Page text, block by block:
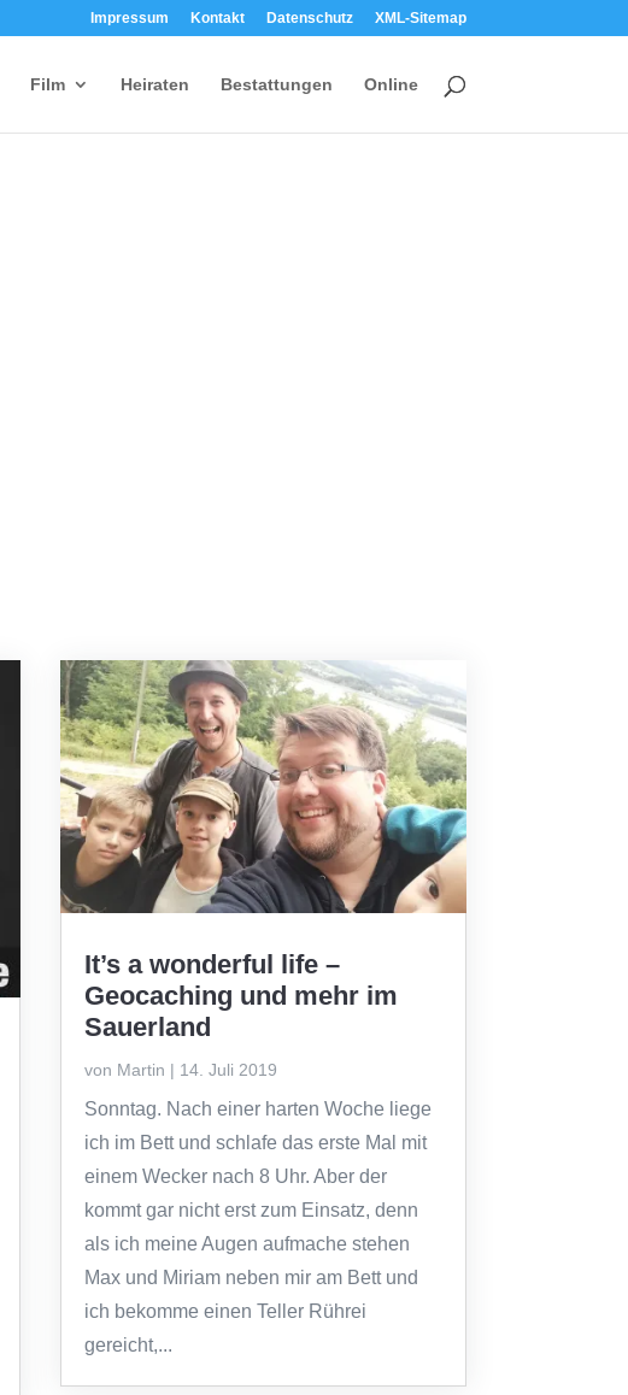
Impressum Kontakt Datenschutz XML-Sitemap
Film Heiraten Bestattungen Online
It’s a wonderful life –
Geocaching und mehr im
Sauerland
von Martin | 14. Juli 2019
Sonntag. Nach einer harten Woche liege
ich im Bett und schlafe das erste Mal mit
einem Wecker nach 8 Uhr. Aber der
kommt gar nicht erst zum Einsatz, denn
als ich meine Augen aufmache stehen
Max und Miriam neben mir am Bett und
ich bekomme einen Teller Rührei
gereicht,...